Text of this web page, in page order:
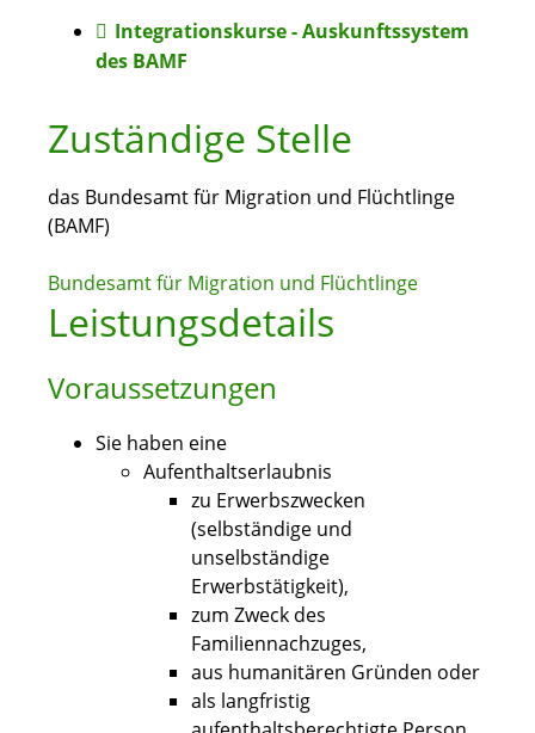
Integrationskurse - Auskunftssystem
des BAMF
Zuständige Stelle
das Bundesamt für Migration und Flüchtlinge
(BAMF)
Bundesamt für Migration und Flüchtlinge
Leistungsdetails
Voraussetzungen
Sie haben eine
Aufenthaltserlaubnis
zu Erwerbszwecken
(selbständige und
unselbständige
Erwerbstätigkeit),
zum Zweck des
Familiennachzuges,
aus humanitären Gründen oder
als langfristig